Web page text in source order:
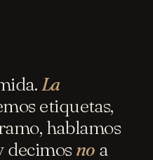
La
etiquetas,
hablamos
decimosno a